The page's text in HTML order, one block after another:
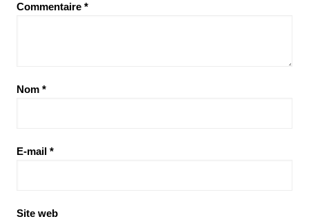
Commentaire *
Nom *
E-mail *
Site web